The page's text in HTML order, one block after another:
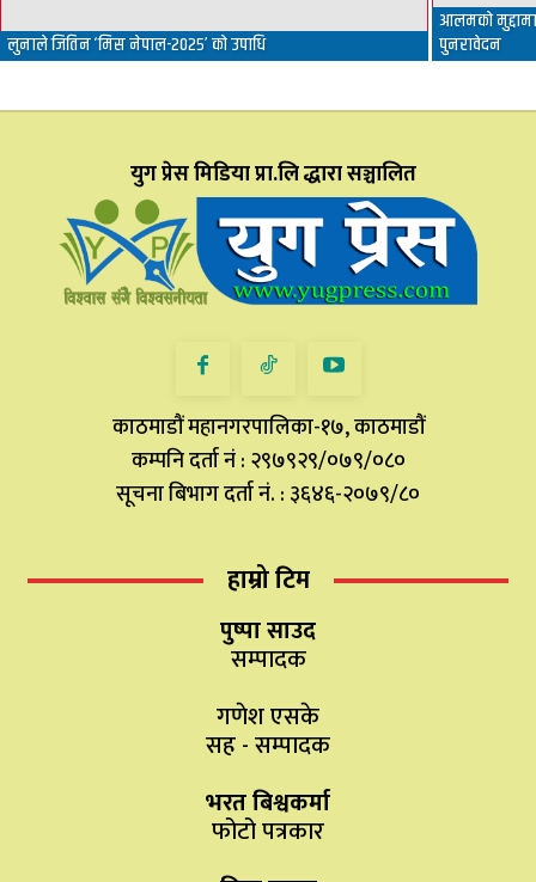
लुनाले जितिन ‘मिस नेपाल-२०२५’ को उपाधि
आलमको
पुनरावेदन
युग प्रेस मिडिया प्रा.लि द्धारा सञ्चालित
काठमाडौं महानगरपालिका-१७, काठमाडौं
कम्पनि दर्ता नं : २९७९२९/०७९/०८०
सूचना बिभाग दर्ता नं. : ३६४६-२०७९/८०
हाम्रो टिम
पुष्पा साउद
सम्पादक
गणेश एसके
सह - सम्पादक
भरत बिश्वकर्मा
फोटो पत्रकार